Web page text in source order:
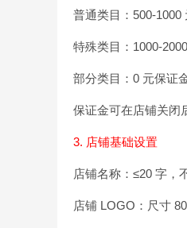
普通类目：500-1000
特殊类目：1000-
部分类目：0 元保证
保证金可在店铺关闭
3. 店铺基础设置
店铺名称：≤20 字，
店铺 LOGO：尺寸